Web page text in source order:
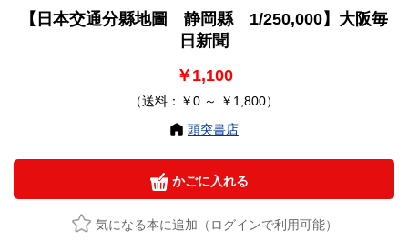
【日本交通分縣地圖 静岡縣 1/250,000】大阪毎
日新聞
￥1,100
（送料：￥0 ～ ￥1,800）
頭突書店
かごに入れる
気になる本に追加（ログインで利用可能）